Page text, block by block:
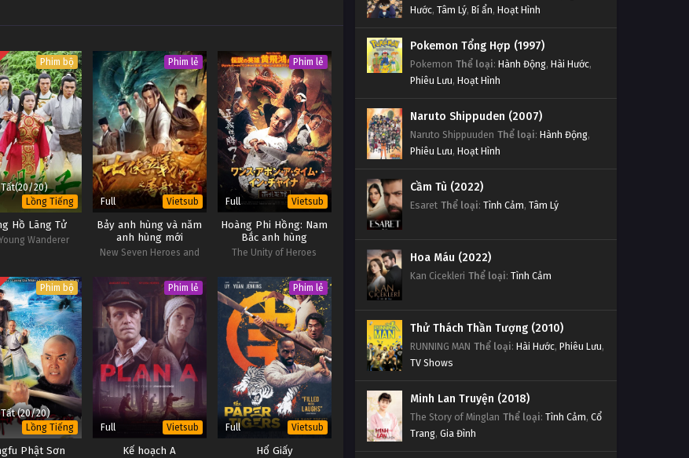
Vietsub #1
Vietsub #1
Phim bộ
20)
Lồng Tiếng
Hồ Lãng Tử
Wanderer
Phim lẻ
Full Vietsub
Bảy anh hùng và năm
anh hùng mới
New Seven Heroes and
Phim lẻ
Full Vietsub
Hoàng Phi Hồng: Nam
Bắc anh hùng
The Unity of Heroes
Phim bộ
(20/20)
Lồng Tiếng
Phật Sơn
Phim lẻ
Full Vietsub
Kế hoạch A
Phim lẻ
Full Vietsub
Hổ Giấy
Hước, Tâm Lý, Bí ẩn, Hoạt Hình
Pokemon Tổng Hợp (1997)
Pokemon Thể loại: Hành Động, Hài Hước,
Phiêu Lưu, Hoạt Hình
Naruto Shippuden (2007)
Naruto Shippuuden Thể loại: Hành Động,
Phiêu Lưu, Hoạt Hình
Cầm Tù (2022)
Esaret Thể loại: Tình Cảm, Tâm Lý
Hoa Máu (2022)
Kan Cicekleri Thể loại: Tình Cảm
Thử Thách Thần Tượng (2010)
RUNNING MAN Thể loại: Hài Hước, Phiêu Lưu,
TV Shows
Minh Lan Truyện (2018)
The Story of Minglan Thể loại: Tình Cảm, Cổ
Trang, Gia Đình